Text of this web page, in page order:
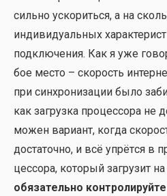
силь­но уско­рить­ся, а на
инди­ви­ду­аль­ных
подключения. Как я уже
бое место – ско­рость
при син­хро­ни­за­ции было
как загруз­ка про­цес­со­ра не
мо­жен вари­ант, когда
доста­точ­но, и всё упрёт­ся в
цес­со­ра, кото­рый загру­зит
обя­за­тель­но